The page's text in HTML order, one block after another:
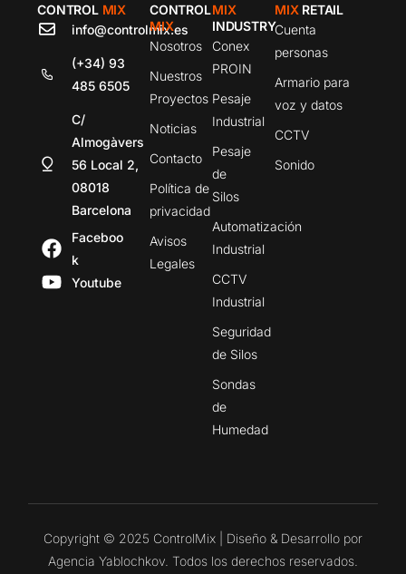
CONTROL MIX
info@controlmix.es
(+34) 93
485 6505
C/
Almogàvers
56 Local 2,
08018
Barcelona
Faceboo
k
Youtube
CONTROL
MIX
Nosotros
Nuestros
Proyectos
Noticias
Contacto
Política de
privacidad
Avisos
Legales
MIX
INDUSTRY
Conex
PROIN
Pesaje
Industrial
Pesaje
de
Silos
Automatización
Industrial
CCTV
Industrial
Seguridad
de Silos
Sondas
de
Humedad
MIX RETAIL
Cuenta
personas
Armario para
voz y datos
CCTV
Sonido
Copyright © 2025 ControlMix | Diseño & Desarrollo por
Agencia Yablochkov. Todos los derechos reservados.